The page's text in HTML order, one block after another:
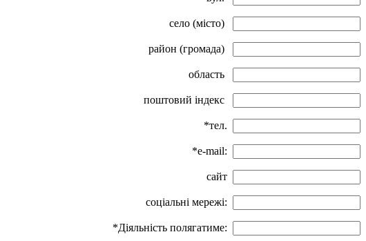
село (місто)
район (громада)
область
поштовий індекс
*тел.
*e-mail:
сайт
соціальні мережі:
*Діяльність полягатиме: